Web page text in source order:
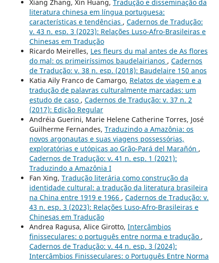
Xiang Zhang, Xin Huang, Tradução e disseminação da
literatura chinesa em língua portuguesa:
características e tendências , Cadernos de Tradução:
v. 43 n. esp. 3 (2023): Relações Luso-Afro-Brasileiras e
Chinesas em Tradução
Ricardo Meirelles, Les fleurs du mal antes de As flores
do mal: os primeiríssimos baudelairianos , Cadernos
de Tradução: v. 38 n. esp. (2018): Baudelaire 150 anos
Katia Aily Franco de Camargo, Relatos de viagem e a
tradução de palavras culturalmente marcadas: um
estudo de caso , Cadernos de Tradução: v. 37 n. 2
(2017): Edição Regular
Andréia Guerini, Marie Helene Catherine Torres, José
Guilherme Fernandes, Traduzindo a Amazônia: os
novos argonautas e suas viagens possessórias,
exploratórias e utópicas ao Grão-Pará del Marañón ,
Cadernos de Tradução: v. 41 n. esp. 1 (2021):
Traduzindo a Amazônia I
Fan Xing, Tradução literária como construção da
identidade cultural: a tradução da literatura brasileira
na China entre 1919 e 1966 , Cadernos de Tradução: v.
43 n. esp. 3 (2023): Relações Luso-Afro-Brasileiras e
Chinesas em Tradução
Andrea Ragusa, Alice Girotto, Intercâmbios
finisseculares: o português entre norma e tradução ,
Cadernos de Tradução: v. 44 n. esp. 3 (2024):
Intercâmbios Finisseculares: o Português Entre Norma